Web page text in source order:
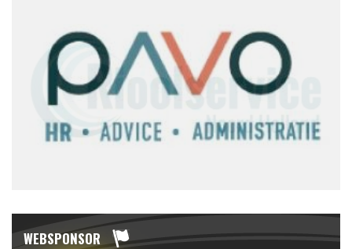
WEBSPONSOR